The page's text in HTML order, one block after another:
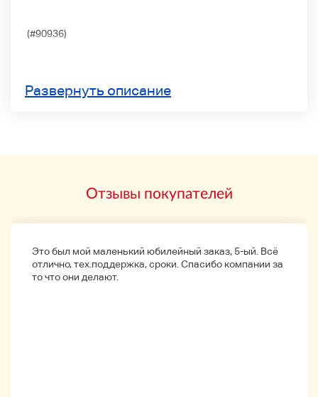
(#90936)
Развернуть описание
Отзывы покупателей
Это был мой маленький юбилейный заказ, 5-ый. Всё
отлично, тех.поддержка, сроки. Спасибо компании за
то что они делают.